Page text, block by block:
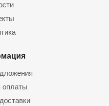
оплаты